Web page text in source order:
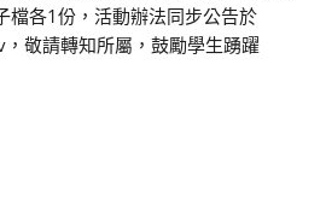
檔各1份，活動辦法同步公告於
敬請轉知所屬，鼓勵學生踴躍